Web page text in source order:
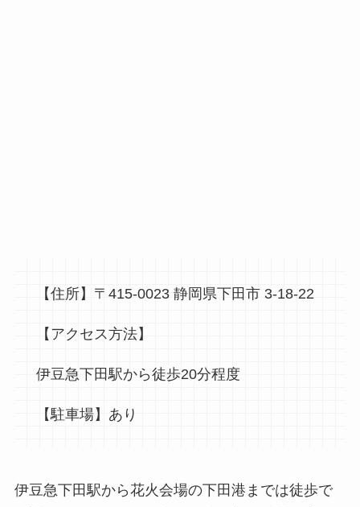
【住所】〒415-0023 静岡県下田市 3-18-22
【アクセス方法】
伊豆急下田駅から徒歩20分程度
【駐車場】あり
伊豆急下田駅から花火会場の下田港までは徒歩で